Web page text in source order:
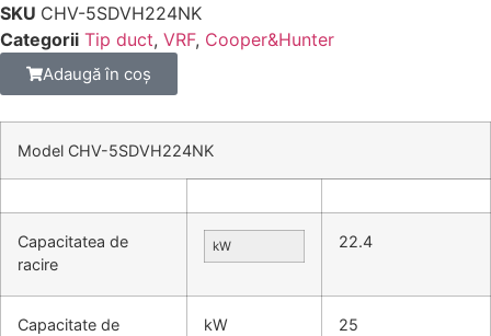
SKU CHV-5SDVH224NK
Categorii Tip duct, VRF, Cooper&Hunter
Adaugă în coș
Model CHV-5SDVH224NK
Capacitatea de
racire
kW 22.4
Capacitate de
kW 25